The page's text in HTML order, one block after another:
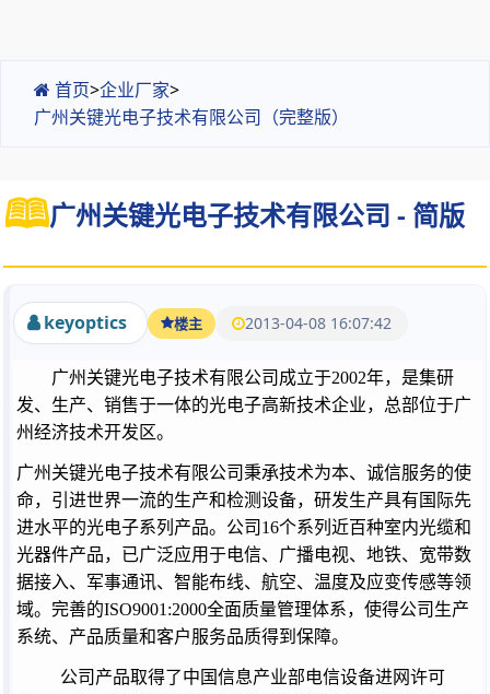
首页>企业厂家>
广州关键光电子技术有限公司（完整版）
广州关键光电子技术有限公司 - 简版
keyoptics 楼主 2013-04-08 16:07:42
广州关键光电子技术有限公司成立于2002年，是集研
发、生产、销售于一体的光电子高新技术企业，总部位于广
州经济技术开发区。
广州关键光电子技术有限公司秉承技术为本、诚信服务的使
命，引进世界一流的生产和检测设备，研发生产具有国际先
进水平的光电子系列产品。公司 16个系列近百种室内光缆和
光器件产品，已广泛应用于电信、广播电视、地铁、宽带数
据接入、军事通讯、智能布线、航空、温度及应变传感等领
域。完善的ISO9001:2000全面质量管理体系，使得公司生产
系统、产品质量和客户服务品质得到保障。
公司产品取得了中国信息产业部电信设备进网许可